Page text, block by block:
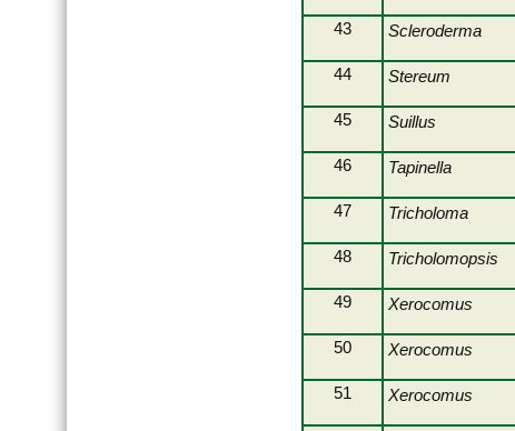
43 Scleroderma
44 Stereum
45 Suillus
46 Tapinella
47 Tricholoma
48 Tricholomopsis
49 Xerocomus
50 Xerocomus
51 Xerocomus